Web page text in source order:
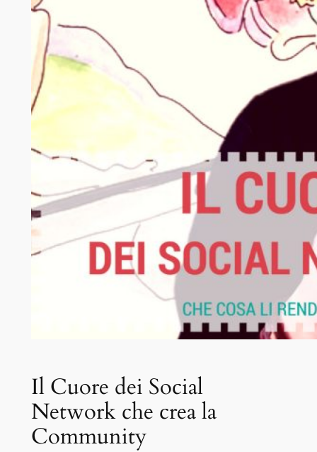
Il Cuore dei Social
Network che crea la
Community